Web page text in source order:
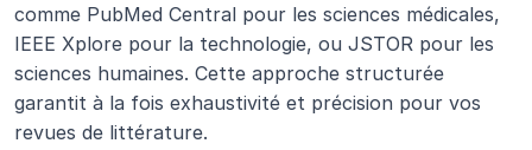
comme PubMed Central pour les sciences médicales,
IEEE Xplore pour la technologie, ou JSTOR pour les
sciences humaines. Cette approche structurée
garantit à la fois exhaustivité et précision pour vos
revues de littérature.